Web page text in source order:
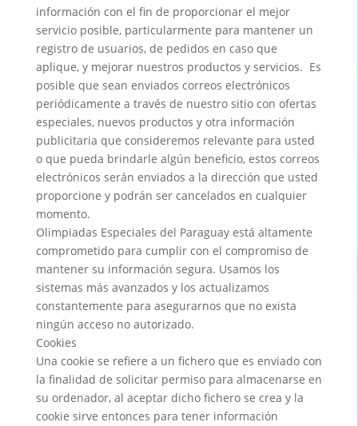
información con el fin de proporcionar el mejor
servicio posible, particularmente para mantener un
registro de usuarios, de pedidos en caso que
aplique, y mejorar nuestros productos y servicios. Es
posible que sean enviados correos electrónicos
periódicamente a través de nuestro sitio con ofertas
especiales, nuevos productos y otra información
publicitaria que consideremos relevante para usted
o que pueda brindarle algún beneficio, estos correos
electrónicos serán enviados a la dirección que usted
proporcione y podrán ser cancelados en cualquier
momento.
Olimpiadas Especiales del Paraguay está altamente
comprometido para cumplir con el compromiso de
mantener su información segura. Usamos los
sistemas más avanzados y los actualizamos
constantemente para asegurarnos que no exista
ningún acceso no autorizado.
Cookies
Una cookie se refiere a un fichero que es enviado con
la finalidad de solicitar permiso para almacenarse en
su ordenador, al aceptar dicho fichero se crea y la
cookie sirve entonces para tener información